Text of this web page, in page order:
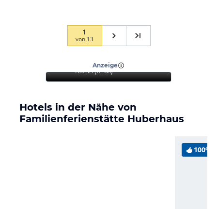
1
von 13
Anzeige
“Ein empfehlenswertes
erstklassigem Essen
Katrin (61-65)
Hotels in der Nähe von
Familienferienstätte Huberhaus
100%